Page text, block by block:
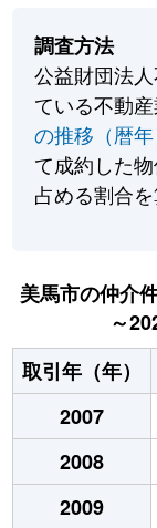
調査方法
公益財団法
ている不動
の推移（暦年
て成約した
占める割合を
美馬市の仲介
～
取引年（年）
2007
2008
2009